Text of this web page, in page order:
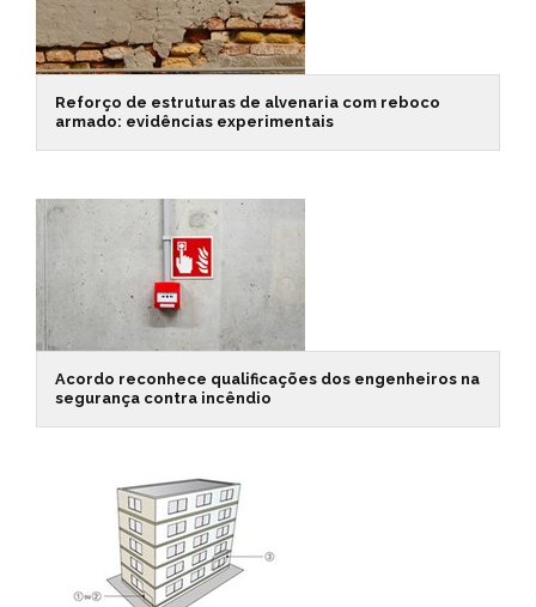
Reforço de estruturas de alvenaria com reboco
armado: evidências experimentais
Acordo reconhece qualificações dos engenheiros na
segurança contra incêndio